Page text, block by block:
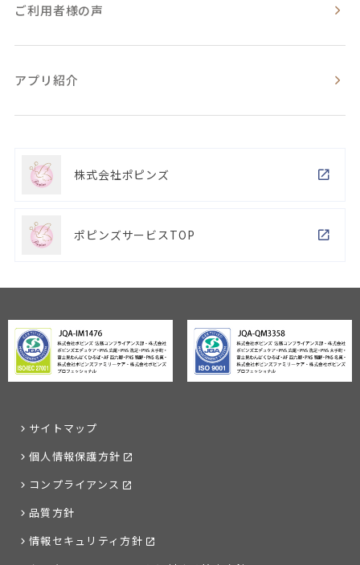
ご利用者様の声
アプリ紹介
株式会社ポピンズ
ポピンズサービスTOP
サイトマップ
個人情報保護方針
コンプライアンス
品質方針
情報セキュリティ方針